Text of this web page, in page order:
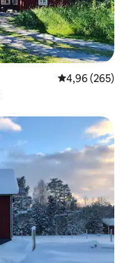
4,96 de uma
4,96 (265)